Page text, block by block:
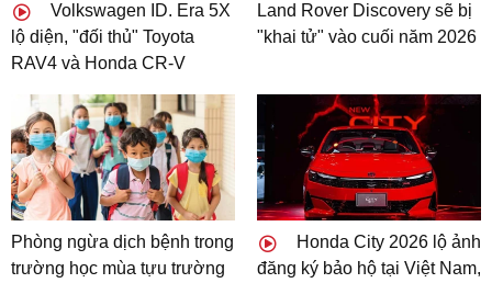
Volkswagen ID. Era 5X
lộ diện, "đối thủ" Toyota
RAV4 và Honda CR-V
Land Rover Discovery sẽ bị
"khai tử" vào cuối năm 2026
Phòng ngừa dịch bệnh trong
trường học mùa tựu trường
Honda City 2026 lộ ảnh
đăng ký bảo hộ tại Việt Nam,